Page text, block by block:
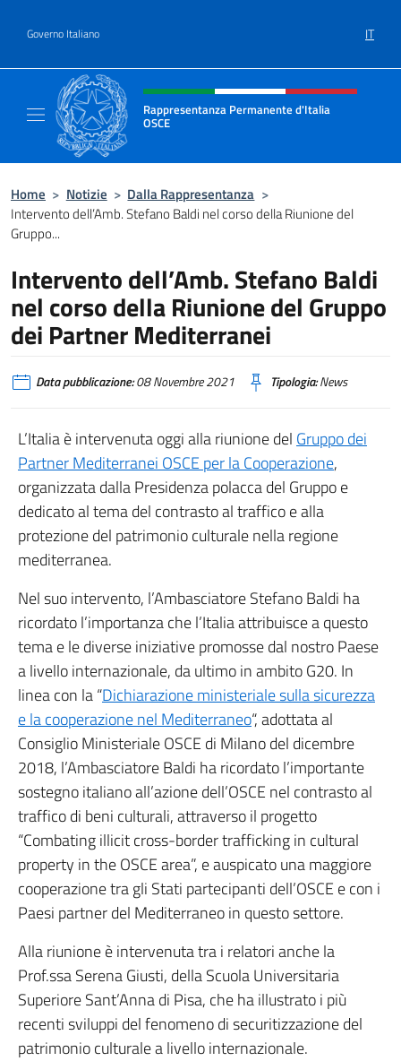
Governo Italiano IT
Intestazione sito, social e menù
Rappresentanza Permanente d'Italia
OSCE
Home > Notizie > Dalla Rappresentanza >
Intervento dell’Amb. Stefano Baldi nel corso della Riunione del
Gruppo...
Intervento dell’Amb. Stefano Baldi
nel corso della Riunione del Gruppo
dei Partner Mediterranei
Data pubblicazione:08 Novembre 2021 Tipologia:News
L’Italia è intervenuta oggi alla riunione del Gruppo dei
Partner Mediterranei OSCE per la Cooperazione,
organizzata dalla Presidenza polacca del Gruppo e
dedicato al tema del contrasto al traffico e alla
protezione del patrimonio culturale nella regione
mediterranea.
Nel suo intervento, l’Ambasciatore Stefano Baldi ha
ricordato l’importanza che l’Italia attribuisce a questo
tema e le diverse iniziative promosse dal nostro Paese
a livello internazionale, da ultimo in ambito G20. In
linea con la “Dichiarazione ministeriale sulla sicurezza
e la cooperazione nel Mediterraneo“, adottata al
Consiglio Ministeriale OSCE di Milano del dicembre
2018, l’Ambasciatore Baldi ha ricordato l’importante
sostegno italiano all’azione dell’OSCE nel contrasto al
traffico di beni culturali, attraverso il progetto
“Combating illicit cross-border trafficking in cultural
property in the OSCE area”, e auspicato una maggiore
cooperazione tra gli Stati partecipanti dell’OSCE e con i
Paesi partner del Mediterraneo in questo settore.
Alla riunione è intervenuta tra i relatori anche la
Prof.ssa Serena Giusti, della Scuola Universitaria
Superiore Sant’Anna di Pisa, che ha illustrato i più
recenti sviluppi del fenomeno di securitizzazione del
patrimonio culturale a livello internazionale.